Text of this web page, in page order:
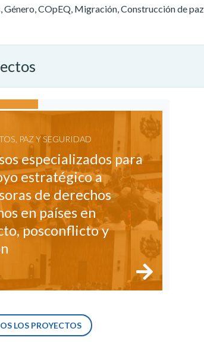
Género, COpEQ, Migración, Construcción de
PAZ Y SEGURIDAD
especializados para
estratégico a
de derechos
en países en
posconflicto y
LOS PROYECTOS